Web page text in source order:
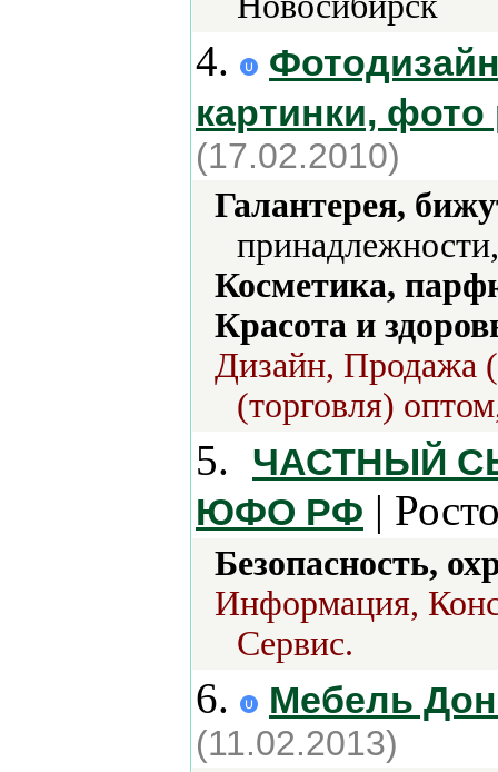
4.
картинки, фото
(17.02.2010)
Галантерея,
Косметика,
Красота и
Дизайн, Продажа
(торговля)
5.
ЧАСТНЫЙ
ЮФО РФ |
Безопасность,
Информация,
Сервис.
6. Мебель
(11.02.2013)